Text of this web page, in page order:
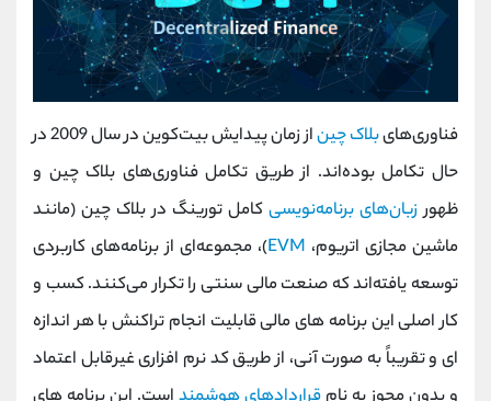
فناوری‌هایبلاک چین
از زمان پیدایش بیت‌کوین در سال 2009 در
حال تکامل بوده‌اند. از طریق تکامل فناوری‌های بلاک چین و
ظهور زبان‌های برنامه‌نویسی کامل تورینگ در بلاک چین (مانند
ماشین مجازی اتریوم، EVM)، مجموعه‌ای از برنامه‌های کاربردی
توسعه یافته‌اند که صنعت مالی سنتی را تکرار می‌کنند. کسب و
کار اصلی این برنامه های مالی قابلیت انجام تراکنش با هر اندازه
ای و تقریباً به صورت آنی، از طریق کد نرم افزاری غیرقابل اعتماد